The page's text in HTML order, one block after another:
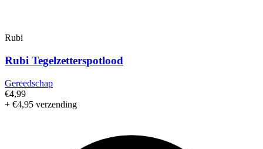
Rubi
Rubi Tegelzetterspotlood
Gereedschap
€4,99
+ €4,95 verzending